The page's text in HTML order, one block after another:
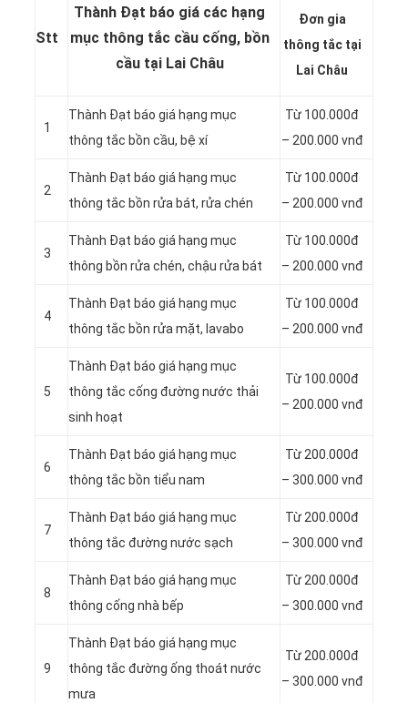
Stt
Thành Đạt báo giá các hạng
mục thông tắc cầu cống, bồn
cầu tại Lai Châu
Đơn gia
thông tắc tại
Lai Châu
1
Thành Đạt báo giá hạng mục
thông tắc bồn cầu, bệ xí
Từ 100.000đ
– 200.000 vnđ
2
Thành Đạt báo giá hạng mục
thông tắc bồn rửa bát, rửa chén
Từ 100.000đ
– 200.000 vnđ
3
Thành Đạt báo giá hạng mục
thông bồn rửa chén, chậu rửa bát
Từ 100.000đ
– 200.000 vnđ
4
Thành Đạt báo giá hạng mục
thông tắc bồn rửa mặt, lavabo
Từ 100.000đ
– 200.000 vnđ
5
‎Thành Đạt báo giá hạng mục
thông tắc cống đường nước thải
sinh hoạt
Từ 100.000đ
– 200.000 vnđ
6
Thành Đạt báo giá hạng mục
thông tắc bồn tiểu nam
Từ 200.000đ
– 300.000 vnđ
7
Thành Đạt báo giá hạng mục
thông tắc đường nước sạch
Từ 200.000đ
– 300.000 vnđ
8
Thành Đạt báo giá hạng mục
thông cống nhà bếp
Từ 200.000đ
– 300.000 vnđ
9
Thành Đạt báo giá hạng mục
thông tắc đường ống thoát nước
mưa
Từ 200.000đ
– 300.000 vnđ